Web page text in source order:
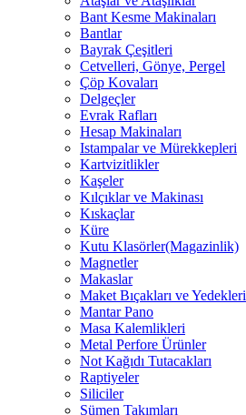
Bant Kesme Makinaları
Bantlar
Bayrak Çeşitleri
Cetvelleri, Gönye, Pergel
Çöp Kovaları
Delgeçler
Evrak Rafları
Hesap Makinaları
Istampalar ve Mürekkepleri
Kartvizitlikler
Kaşeler
Kılçıklar ve Makinası
Kıskaçlar
Küre
Kutu Klasörler(Magazinlik)
Magnetler
Makaslar
Maket Bıçakları ve Yedekleri
Mantar Pano
Masa Kalemlikleri
Metal Perfore Ürünler
Not Kağıdı Tutacakları
Raptiyeler
Siliciler
Sümen Takımları